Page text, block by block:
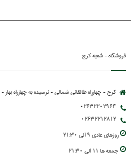
فروشگاه - شعبه کرج
کرج - چهارراه طالقانی شمالی - نرسیده به چهارراه
02632202964
02632212812
روزهاي عادي 9 الي 21:30
جمعه ها 11 الي 21:30